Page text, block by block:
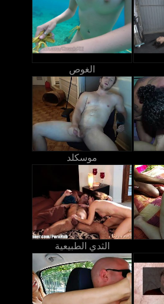
الغوص
موسكلد
الثدي الطبيعية